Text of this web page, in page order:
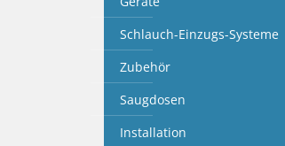
Schlauch-Einzugs-Systeme
Zubehör
Saugdosen
Installation